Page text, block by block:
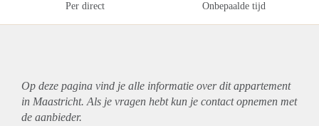
Per direct Onbepaalde tijd
Op deze pagina vind je alle informatie over ditappartement
in Maastricht. Als je vragen hebt kun je contact opnemen met
de aanbieder.